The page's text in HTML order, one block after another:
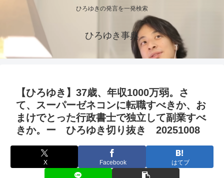
ひろゆきの発言を一発検索
ひろゆき事典
【ひろゆき】37歳、年収1000万弱。さ
て、スーパーゼネコンに転職すべきか、お
まけでとった行政書士で独立して副業すべ
きか。ー ひろゆき切り抜き 20251008
X Facebook はてブ